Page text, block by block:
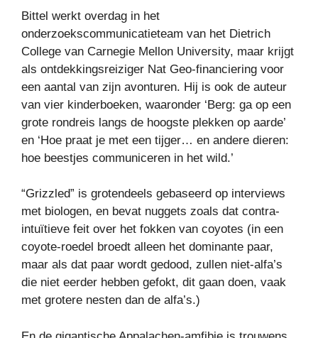
Bittel werkt overdag in het
onderzoekscommunicatieteam van het Dietrich
College van Carnegie Mellon University, maar krijgt
als ontdekkingsreiziger Nat Geo-financiering voor
een aantal van zijn avonturen. Hij is ook de auteur
van vier kinderboeken, waaronder ‘Berg: ga op een
grote rondreis langs de hoogste plekken op aarde’
en ‘Hoe praat je met een tijger… en andere dieren:
hoe beestjes communiceren in het wild.’
“Grizzled” is grotendeels gebaseerd op interviews
met biologen, en bevat nuggets zoals dat contra-
intuïtieve feit over het fokken van coyotes (in een
coyote-roedel broedt alleen het dominante paar,
maar als dat paar wordt gedood, zullen niet-alfa’s
die niet eerder hebben gefokt, dit gaan doen, vaak
met grotere nesten dan de alfa’s.)